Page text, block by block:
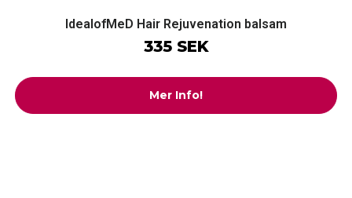
IdealofMeD Hair Rejuvenation balsam
335 SEK
Mer Info!